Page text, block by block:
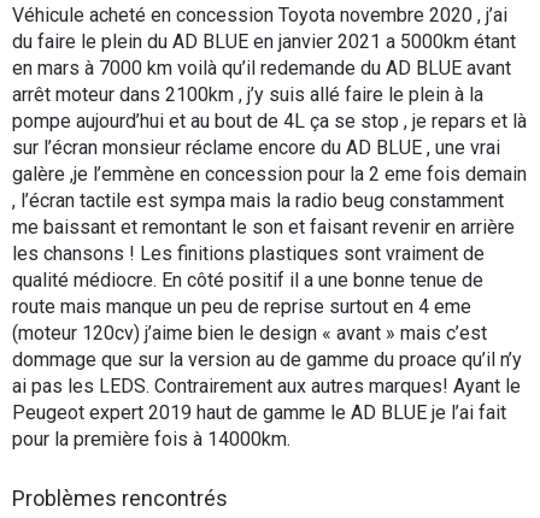
Marques
Véhicule acheté en concession Toyota novembre 2020 , j’ai
du faire le plein du AD BLUE en janvier 2021 a 5000km étant
en mars à 7000 km voilà qu’il redemande du AD BLUE avant
arrêt moteur dans 2100km , j’y suis allé faire le plein à la
pompe aujourd’hui et au bout de 4L ça se stop , je repars et là
sur l’écran monsieur réclame encore du AD BLUE , une vrai
galère ,je l’emmène en concession pour la 2 eme fois demain
, l’écran tactile est sympa mais la radio beug constamment
me baissant et remontant le son et faisant revenir en arrière
les chansons ! Les finitions plastiques sont vraiment de
qualité médiocre. En côté positif il a une bonne tenue de
route mais manque un peu de reprise surtout en 4 eme
(moteur 120cv) j’aime bien le design « avant » mais c’est
dommage que sur la version au de gamme du proace qu’il n’y
ai pas les LEDS. Contrairement aux autres marques! Ayant le
Peugeot expert 2019 haut de gamme le AD BLUE je l’ai fait
pour la première fois à 14000km.
Problèmes rencontrés